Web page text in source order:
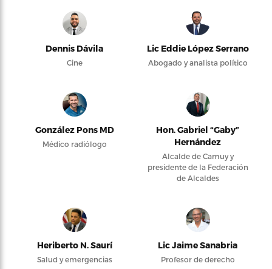
Dennis Dávila
Cine
Lic Eddie López Serrano
Abogado y analista político
González Pons MD
Médico radiólogo
Hon. Gabriel “Gaby”
Hernández
Alcalde de Camuy y
presidente de la Federación
de Alcaldes
Heriberto N. Saurí
Salud y emergencias
Lic Jaime Sanabria
Profesor de derecho